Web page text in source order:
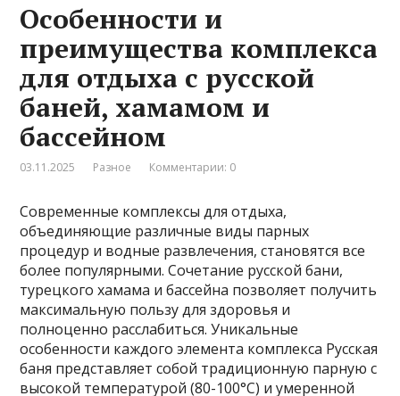
Особенности и
преимущества комплекса
для отдыха с русской
баней, хамамом и
бассейном
03.11.2025 Разное Комментарии: 0
Современные комплексы для отдыха,
объединяющие различные виды парных
процедур и водные развлечения, становятся все
более популярными. Сочетание русской бани,
турецкого хамама и бассейна позволяет получить
максимальную пользу для здоровья и
полноценно расслабиться. Уникальные
особенности каждого элемента комплекса Русская
баня представляет собой традиционную парную с
высокой температурой (80-100°C) и умеренной